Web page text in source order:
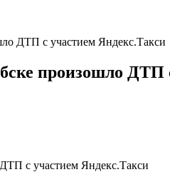
ДТП с участием Яндекс.Такси
произошло ДТП